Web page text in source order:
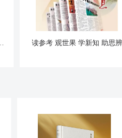
中信出版社